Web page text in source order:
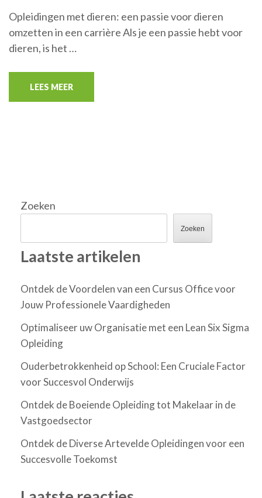
Opleidingen met dieren: een passie voor dieren
omzetten in een carrière Als je een passie hebt voor
dieren, is het …
LEES MEER
Zoeken
Zoeken
Laatste artikelen
Ontdek de Voordelen van een Cursus Office voor
Jouw Professionele Vaardigheden
Optimaliseer uw Organisatie met een Lean Six Sigma
Opleiding
Ouderbetrokkenheid op School: Een Cruciale Factor
voor Succesvol Onderwijs
Ontdek de Boeiende Opleiding tot Makelaar in de
Vastgoedsector
Ontdek de Diverse Artevelde Opleidingen voor een
Succesvolle Toekomst